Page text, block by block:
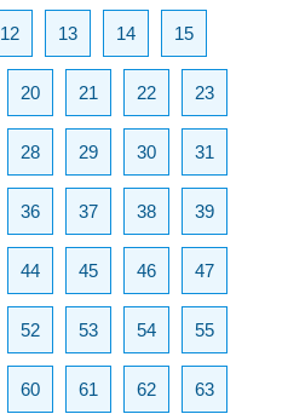
12 13 14 15
20 21 22 23
28 29 30 31
36 37 38 39
44 45 46 47
52 53 54 55
60 61 62 63